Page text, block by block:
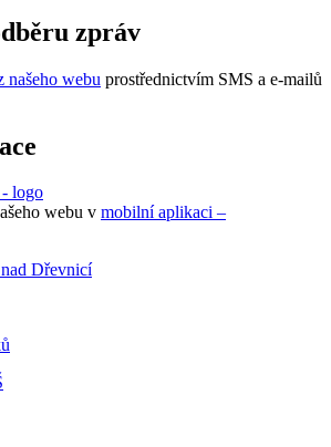
zpráv
našeho webu prostřednictvím SMS a e-mailů
webu v mobilní aplikaci –
Dřevnicí